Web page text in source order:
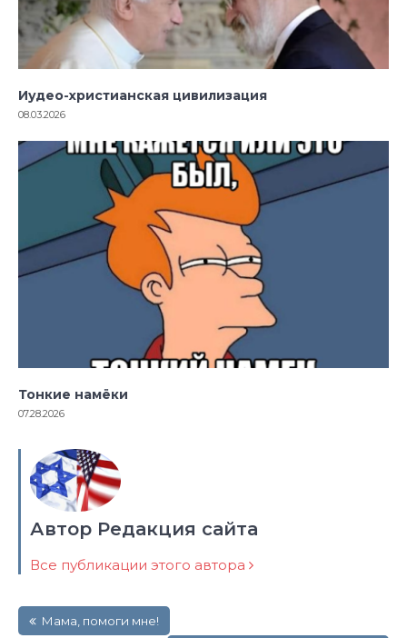
Иудео-христианская цивилизация
08.03.2026
Тонкие намёки
07.28.2026
Автор Редакция сайта
Все публикации этого автора
по Мама, помоги мне!